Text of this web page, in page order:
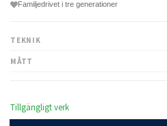
Familjedrivet i tre generationer
TEKNIK
MÅTT
Tillgängligt verk